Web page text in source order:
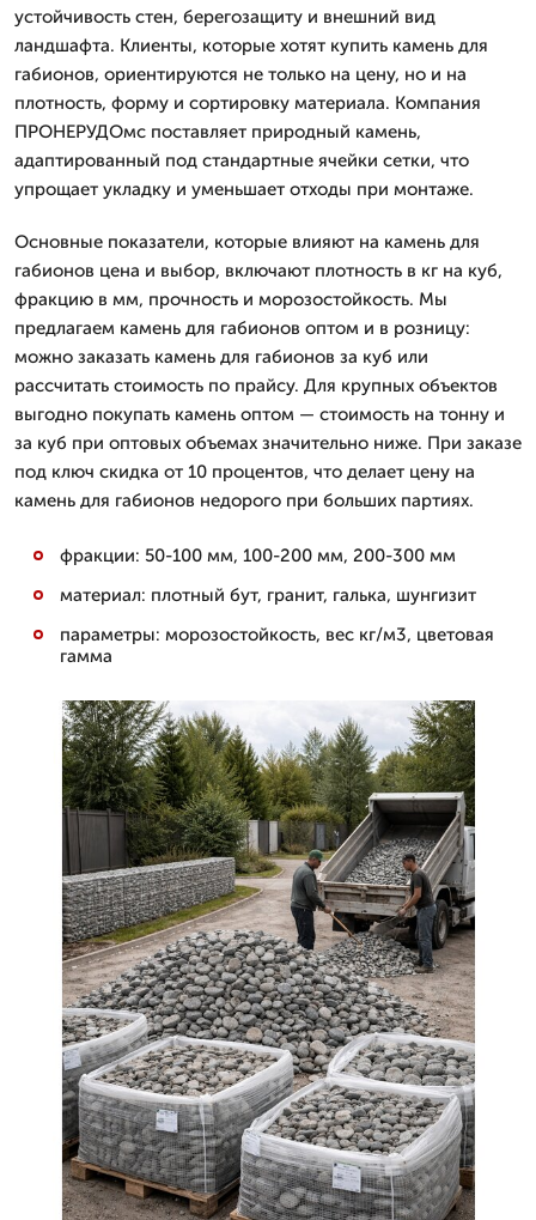
устойчивость стен, берегозащиту и внешний вид
ландшафта. Клиенты, которые хотят купить камень для
габионов, ориентируются не только на цену, но и на
плотность, форму и сортировку материала. Компания
ПРОНЕРУДОмс поставляет природный камень,
адаптированный под стандартные ячейки сетки, что
упрощает укладку и уменьшает отходы при монтаже.
Основные показатели, которые влияют на камень для
габионов цена и выбор, включают плотность в кг на куб,
фракцию в мм, прочность и морозостойкость. Мы
предлагаем камень для габионов оптом и в розницу:
можно заказать камень для габионов за куб или
рассчитать стоимость по прайсу. Для крупных объектов
выгодно покупать камень оптом — стоимость на тонну и
за куб при оптовых объемах значительно ниже. При заказе
под ключ скидка от 10 процентов, что делает цену на
камень для габионов недорого при больших партиях.
фракции: 50-100 мм, 100-200 мм, 200-300 мм
материал: плотный бут, гранит, галька, шунгизит
параметры: морозостойкость, вес кг/м3, цветовая
гамма